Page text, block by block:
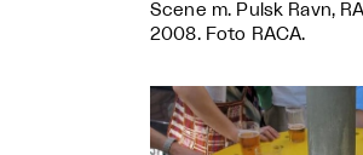
Scene m. Pulsk Ravn,
2008. Foto RACA.